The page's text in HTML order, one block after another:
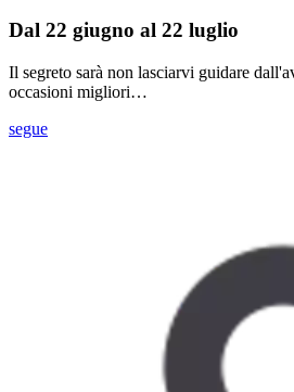
Dal 22 giugno al 22 luglio
Il segreto sarà non lasciarvi guidare
occasioni migliori…
segue